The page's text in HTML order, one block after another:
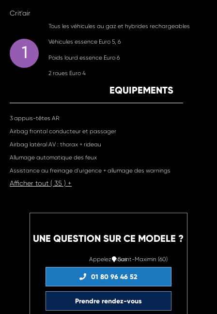
Crit'air
1
Tous les véhicules au gaz et hybrides rechargeables
Véhicules essence Euro 5, 6
Poids lourd essence Euro 6
2 roues Euro 4
EQUIPEMENTS
3 appuis-têtes AR
Airbag frontal conducteur et passager
Airbag latéral AV : thorax + rideau
Allumage automatique des feux
Assistance au freinage d'urgence + allumage des warnings
Afficher tout ( 35 ) +
UNE QUESTION SUR CE MODELE ?
Appelez-nous
01 80 96 46 52
Saint-Maximin (60)
Prendre rendez-vous